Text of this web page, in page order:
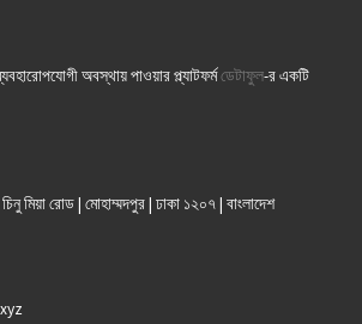
অবস্থায় পাওয়ার প্ল্যাটফর্মডেটাফুল-র একটি
মিয়া রোড | মোহাম্মদপুর | ঢাকা ১২০৭ | বাংলাদেশ